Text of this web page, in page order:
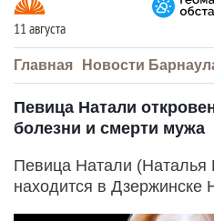
11 августа
Главная Новости
Певица Натали
болезни и смерти мужа
Певица Натали (Наталья
находится в Дзержинске